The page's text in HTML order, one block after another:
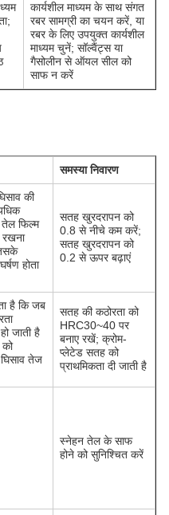
कार्यशील माध्यम के साथ संगत
रबर सामग्री का चयन करें, या
रबर के लिए उपयुक्त कार्यशील
माध्यम चुनें; सॉल्वैंट्स या
गैसोलीन से ऑयल सील को
साफ न करें
समस्या निवारण
की
फिल्म
रखना
होता
सतह खुरदरापन को
0.8 से नीचे कम करें;
सतह खुरदरापन को
0.2 से ऊपर बढ़ाएं
है कि जब
जाती है
तेज
सतह की कठोरता को
HRC30~40 पर
बनाए रखें; क्रोम-
प्लेटेड सतह को
प्राथमिकता दी जाती है
स्नेहन तेल के साफ
होने को सुनिश्चित करें